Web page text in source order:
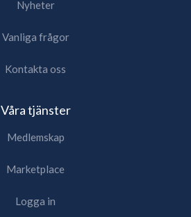
Nyheter
Vanliga frågor
Kontakta oss
Våra tjänster
Medlemskap
Marketplace
Logga in